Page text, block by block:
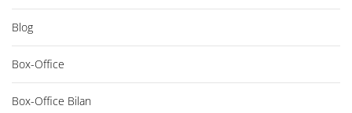
Blog
Box-Office
Box-Office Bilan